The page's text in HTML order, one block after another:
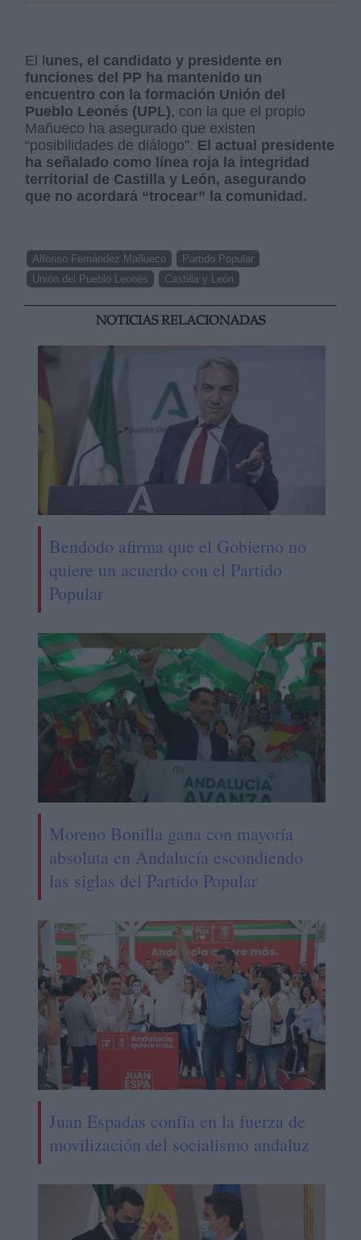
El l unes, el candidato y presidente en
funciones del PP ha mantenido un
encuentro con la formación Unión del
Pueblo Leonés (UPL), con la que el propio
Mañueco ha asegurado que existen
“posibilidades de diálogo”. El actual presidente
ha señalado como línea roja la integridad
territorial de Castilla y León, asegurando
que no acordará “trocear” la comunidad.
Alfonso Fernández Mañueco
Partido Popular
Unión del Pueblo Leonés
Castilla y León
NOTICIAS RELACIONADAS
Bendodo afirma que el Gobierno no
quiere un acuerdo con el Partido
Popular
Moreno Bonilla gana con mayoría
absoluta en Andalucía escondiendo
las siglas del Partido Popular
Juan Espadas confía en la fuerza de
movilización del socialismo andaluz